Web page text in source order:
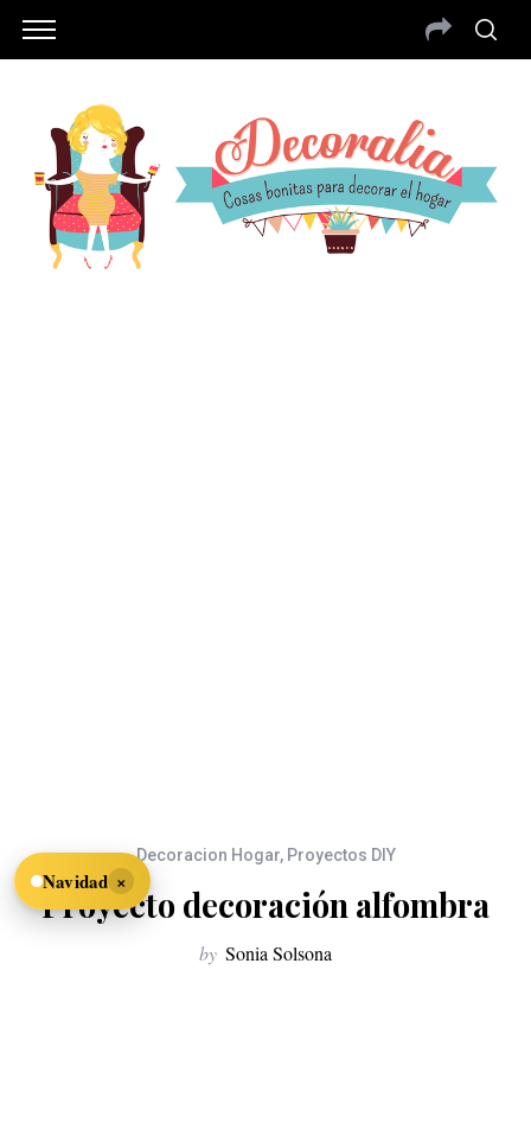
Decoracion Hogar, Proyectos DIY
Proyecto decoración alfombra
by Sonia Solsona
Navidad ×